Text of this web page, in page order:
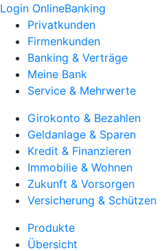
Login OnlineBanking
Privatkunden
Firmenkunden
Banking & Verträge
Meine Bank
Service & Mehrwerte
Girokonto & Bezahlen
Geldanlage & Sparen
Kredit & Finanzieren
Immobilie & Wohnen
Zukunft & Vorsorgen
Versicherung & Schützen
Produkte
Übersicht